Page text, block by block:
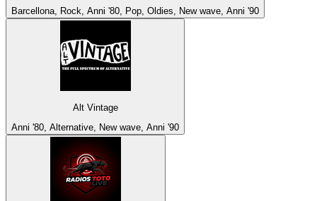
Barcellona, Rock, Anni '80, Pop, Oldies, New wave, Anni '90
Alt Vintage
Anni '80, Alternative, New wave, Anni '90